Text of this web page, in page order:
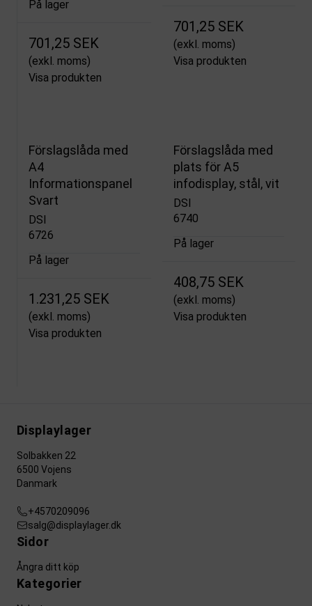
På lager
701,25 SEK
(exkl. moms)
Visa produkten
701,25 SEK
(exkl. moms)
Visa produkten
Förslagslåda med
A4
Informationspanel
Svart
DSI
6726
På lager
1.231,25 SEK
(exkl. moms)
Visa produkten
Förslagslåda med
plats för A5
infodisplay, stål, vit
DSI
6740
På lager
408,75 SEK
(exkl. moms)
Visa produkten
Displaylager
Solbakken 22
6500 Vojens
Danmark
+4570209096
salg@displaylager.dk
Sidor
Ångra ditt köp
Kategorier